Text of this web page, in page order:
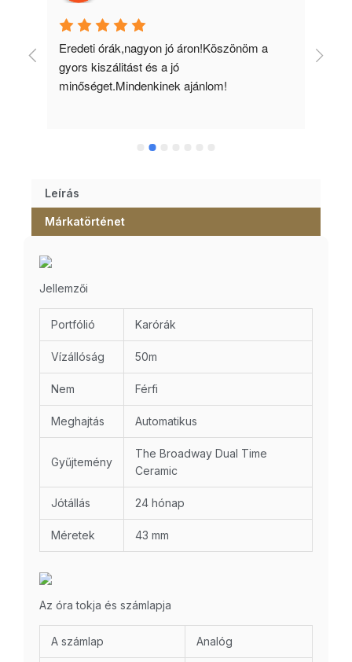
Eredeti órák,nagyon jó áron!Köszönöm a
gyors kiszálitást és a jó
minőséget.Mindenkinek ajánlom!
Leírás
Márkatörténet
Jellemzői
Portfólió Karórák
Vízállóság 50m
Nem Férfi
Meghajtás Automatikus
Gyűjtemény
The Broadway Dual Time
Ceramic
Jótállás 24 hónap
Méretek 43 mm
Az óra tokja és számlapja
A számlap Analóg